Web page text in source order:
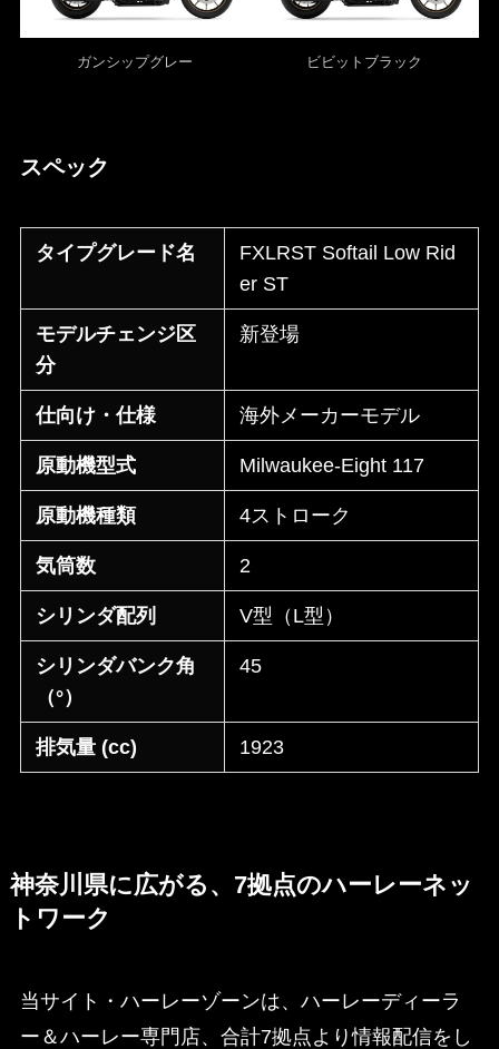
ガンシップグレー ビビットブラック
スペック
タイプグレード名
FXLRST Softail Low Rid
er ST
モデルチェンジ区
分
新登場
仕向け・仕様 海外メーカーモデル
原動機型式 Milwaukee-Eight 117
原動機種類 4ストローク
気筒数 2
シリンダ配列 V型（L型）
シリンダバンク角
（°）
45
排気量 (cc) 1923
神奈川県に広がる、7拠点のハーレーネッ
トワーク
当サイト・ハーレーゾーンは、ハーレーディーラ
ー＆ハーレー専門店、合計7拠点より情報配信をし